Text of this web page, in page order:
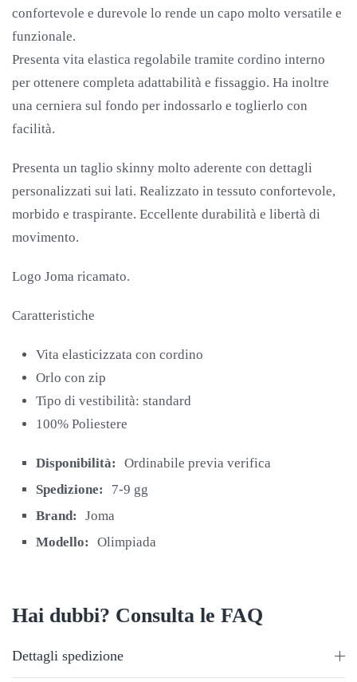
confortevole e durevole lo rende un capo molto versatile e
funzionale.
Presenta vita elastica regolabile tramite cordino interno
per ottenere completa adattabilità e fissaggio. Ha inoltre
una cerniera sul fondo per indossarlo e toglierlo con
facilità.
Presenta un taglio skinny molto aderente con dettagli
personalizzati sui lati. Realizzato in tessuto confortevole,
morbido e traspirante. Eccellente durabilità e libertà di
movimento.
Logo Joma ricamato.
Caratteristiche
Vita elasticizzata con cordino
Orlo con zip
Tipo di vestibilità: standard
100% Poliestere
Disponibilità:
Ordinabile previa verifica
Spedizione:
7-9 gg
Brand:
Joma
Modello:
Olimpiada
Hai dubbi? Consulta le FAQ
Dettagli spedizione